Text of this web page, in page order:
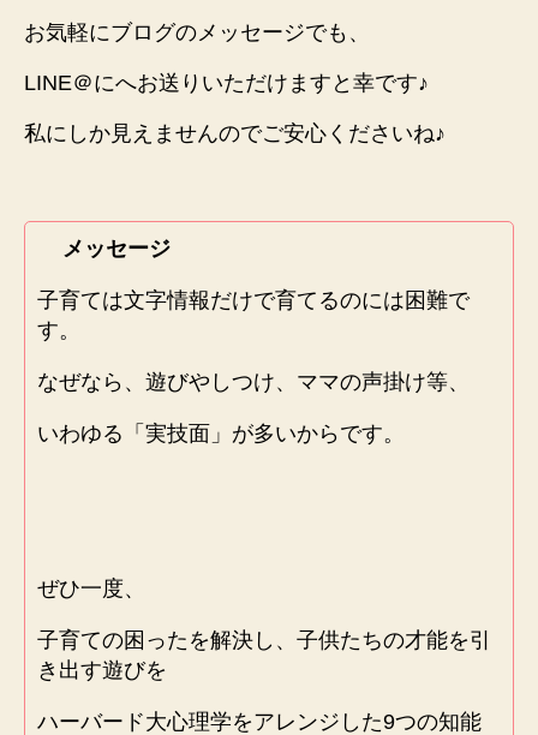
お気軽にブログのメッセージでも、
LINE＠にへお送りいただけますと幸です♪
私にしか見えませんのでご安心くださいね♪
メッセージ
子育ては文字情報だけで育てるのには困難で
す。
なぜなら、遊びやしつけ、ママの声掛け等、
いわゆる「実技面」が多いからです。
ぜひ一度、
子育ての困ったを解決し、子供たちの才能を引
き出す遊びを
ハーバード大心理学をアレンジした9つの知能